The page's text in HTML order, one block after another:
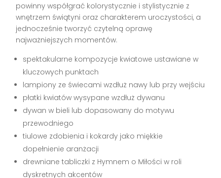
powinny współgrać kolorystycznie i stylistycznie z
wnętrzem świątyni oraz charakterem uroczystości, a
jednocześnie tworzyć czytelną oprawę
najważniejszych momentów.
spektakularne kompozycje kwiatowe ustawiane w
kluczowych punktach
lampiony ze świecami wzdłuż nawy lub przy wejściu
płatki kwiatów wysypane wzdłuż dywanu
dywan w bieli lub dopasowany do motywu
przewodniego
tiulowe zdobienia i kokardy jako miękkie
dopełnienie aranżacji
drewniane tabliczki z Hymnem o Miłości w roli
dyskretnych akcentów